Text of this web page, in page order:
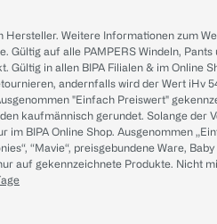
Hersteller. Weitere Informationen zum
Gültig auf alle PAMPERS Windeln,
Gültig in allen BIPA Filialen & im Online
andernfalls wird der Wert iHv
"Einfach Preiswert"
kaufmännisch gerundet. Solange der
im BIPA Online Shop. Ausgenommen
“Mavie“, preisgebundene Ware,
auf gekennzeichnete Produkte. Nicht